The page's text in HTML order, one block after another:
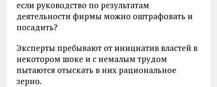
если руководство по результатам
деятельности фирмы можно оштрафовать и
посадить?
Эксперты пребывают от инициатив властей в
некотором шоке и с немалым трудом
пытаются отыскать в них рациональное
зерно.